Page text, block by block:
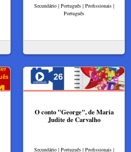
Secundário | Português | Profissionais |
Português
O conto "George", de Maria
Judite de Carvalho
Secundário | Português | Profissionais |